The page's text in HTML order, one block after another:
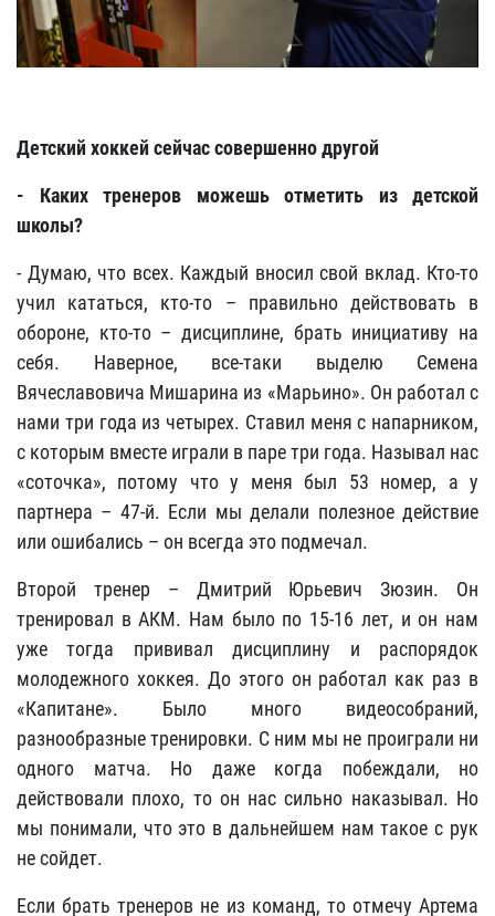
Детский хоккей сейчас совершенно другой
- Каких тренеров можешь отметить из детской
школы?
- Думаю, что всех. Каждый вносил свой вклад. Кто-то
учил кататься, кто-то – правильно действовать в
обороне, кто-то – дисциплине, брать инициативу на
себя. Наверное, все-таки выделю Семена
Вячеславовича Мишарина из «Марьино». Он работал с
нами три года из четырех. Ставил меня с напарником,
с которым вместе играли в паре три года. Называл нас
«соточка», потому что у меня был 53 номер, а у
партнера – 47-й. Если мы делали полезное действие
или ошибались – он всегда это подмечал.
Второй тренер – Дмитрий Юрьевич Зюзин. Он
тренировал в АКМ. Нам было по 15-16 лет, и он нам
уже тогда прививал дисциплину и распорядок
молодежного хоккея. До этого он работал как раз в
«Капитане». Было много видеособраний,
разнообразные тренировки. С ним мы не проиграли ни
одного матча. Но даже когда побеждали, но
действовали плохо, то он нас сильно наказывал. Но
мы понимали, что это в дальнейшем нам такое с рук
не сойдет.
Если брать тренеров не из команд, то отмечу Артема